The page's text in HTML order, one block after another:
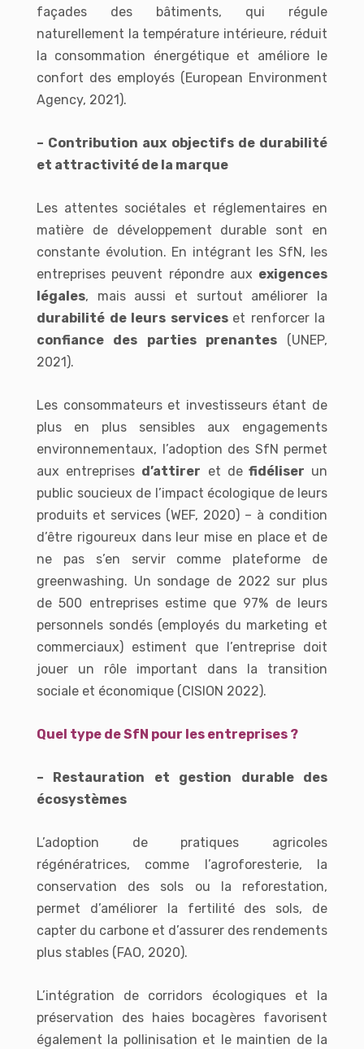
façades des bâtiments, qui régule
naturellement la température intérieure, réduit
la consommation énergétique et améliore le
confort des employés (European Environment
Agency, 2021).
– Contribution aux objectifs de durabilité
et attractivité de la marque
Les attentes sociétales et réglementaires en
matière de développement durable sont en
constante évolution. En intégrant les SfN, les
entreprises peuvent répondre aux exigences
légales, mais aussi et surtout améliorer la
durabilité de leurs services et renforcer la
confiance des parties prenantes(UNEP,
2021).
Les consommateurs et investisseurs étant de
plus en plus sensibles aux engagements
environnementaux, l’adoption des SfN permet
aux entreprises d’attirer et defidéliser un
public soucieux de l’impact écologique de leurs
produits et services (WEF, 2020) – à condition
d’être rigoureux dans leur mise en place et de
ne pas s’en servir comme plateforme de
greenwashing. Un sondage de 2022 sur plus
de 500 entreprises estime que 97% de leurs
personnels sondés (employés du marketing et
commerciaux) estiment que l’entreprise doit
jouer un rôle important dans la transition
sociale et économique (CISION 2022).
Quel type de SfN pour les entreprises ?
– Restauration et gestion durable des
écosystèmes
L’adoption de pratiques agricoles
régénératrices, comme l’agroforesterie, la
conservation des sols ou la reforestation,
permet d’améliorer la fertilité des sols, de
capter du carbone et d’assurer des rendements
plus stables (FAO, 2020).
L’intégration de corridors écologiques et la
préservation des haies bocagères favorisent
également la pollinisation et le maintien de la